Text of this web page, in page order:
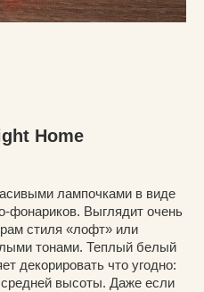
Home
лампочками в виде
фонариков. Выглядит очень
стиля «лофт» или
тонами. Теплый белый
декорировать что угодно:
высоты. Даже если